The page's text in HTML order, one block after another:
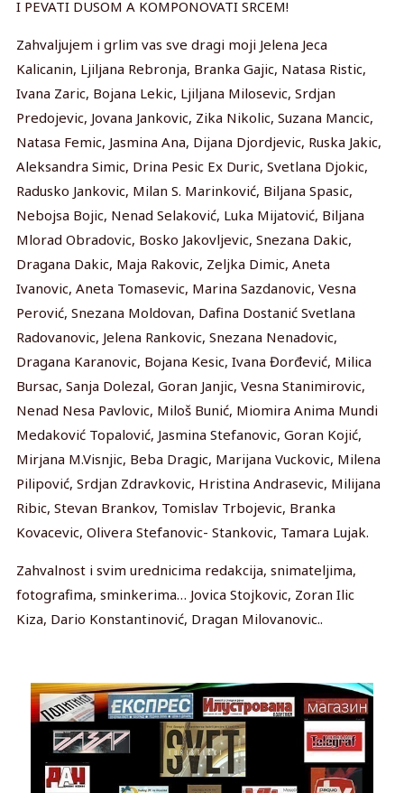
I PEVATI DUSOM A KOMPONOVATI SRCEM!
Zahvaljujem i grlim vas sve dragi moji Jelena Jeca
Kalicanin, Ljiljana Rebronja, Branka Gajic, Natasa Ristic,
Ivana Zaric, Bojana Lekic, Ljiljana Milosevic, Srdjan
Predojevic, Jovana Jankovic, Zika Nikolic, Suzana Mancic,
Natasa Femic, Jasmina Ana, Dijana Djordjevic, Ruska Jakic,
Aleksandra Simic, Drina Pesic Ex Duric, Svetlana Djokic,
Radusko Jankovic, Milan S. Marinković, Biljana Spasic,
Nebojsa Bojic, Nenad Selaković, Luka Mijatović, Biljana
Mlorad Obradovic, Bosko Jakovljevic, Snezana Dakic,
Dragana Dakic, Maja Rakovic, Zeljka Dimic, Aneta
Ivanovic, Aneta Tomasevic, Marina Sazdanovic, Vesna
Perović, Snezana Moldovan, Dafina Dostanić Svetlana
Radovanovic, Jelena Rankovic, Snezana Nenadovic,
Dragana Karanovic, Bojana Kesic, Ivana Đorđević, Milica
Bursac, Sanja Dolezal, Goran Janjic, Vesna Stanimirovic,
Nenad Nesa Pavlovic, Miloš Bunić, Miomira Anima Mundi
Medaković Topalović, Jasmina Stefanovic, Goran Kojić,
Mirjana M.Visnjic, Beba Dragic, Marijana Vuckovic, Milena
Pilipović, Srdjan Zdravkovic, Hristina Andrasevic, Milijana
Ribic, Stevan Brankov, Tomislav Trbojevic, Branka
Kovacevic, Olivera Stefanovic- Stankovic, Tamara Lujak.
Zahvalnost i svim urednicima redakcija, snimateljima,
fotografima, sminkerima… Jovica Stojkovic, Zoran Ilic
Kiza, Dario Konstantinović, Dragan Milovanovic..